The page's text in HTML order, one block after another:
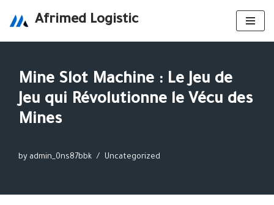
Afrimed Logistic
Mine Slot Machine : Le Jeu de
Jeu qui Révolutionne le Vécu des
Mines
by admin_0ns87bbk Uncategorized